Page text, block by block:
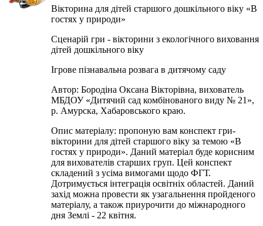
Вікторина для дітей старшого дошкільного віку «В
гостях у природи»
Сценарій гри - вікторини з екологічного виховання
дітей дошкільного віку
Ігрове пізнавальна розвага в дитячому саду
Автор: Бородіна Оксана Вікторівна, вихователь
МБДОУ «Дитячий сад комбінованого виду № 21»,
р. Амурска, Хабаровського краю.
Опис матеріалу: пропоную вам конспект гри-
вікторини для дітей старшого віку за темою «В
гостях у природи». Даний матеріал буде корисним
для вихователів старших груп. Цей конспект
складений з усіма вимогами щодо ФГТ.
Дотримується інтеграція освітніх областей. Даний
захід можна провести як узагальнення пройденого
матеріалу, а також приурочити до міжнародного
дня Землі - 22 квітня.